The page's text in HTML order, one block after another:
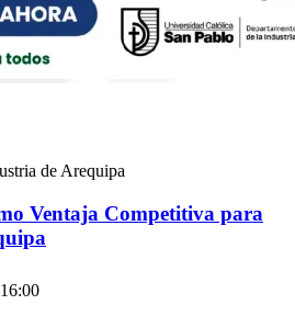
de Arequipa
Ventaja Competitiva para